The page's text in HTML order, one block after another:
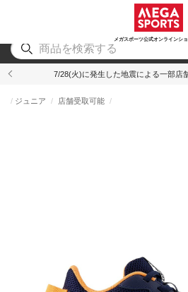
メガスポーツ公式オンラインシ
アウトドア
7/28(火)に発生した地震による一部店
ジュニア 店舗受取可能